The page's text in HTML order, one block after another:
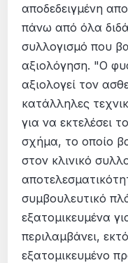
αποδεδειγμένη
πάνω από όλα
συλλογισμό που
αξιολόγηση. "Ο
αξιολογεί τον
κατάλληλες
για να εκτελέσει
σχήμα, το οποίο
στον κλινικό
συμβουλευτικό
εξατομικευμένα
περιλαμβάνει,
εξατομικευμένο